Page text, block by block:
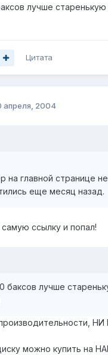
лучше старенькую
Цитата
апреля, 2004
на главной странице
еще месяц назад.
ссылку и попал!
баксов лучше
можно купить на